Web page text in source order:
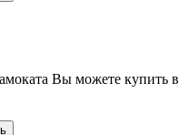
Вы можете купить в